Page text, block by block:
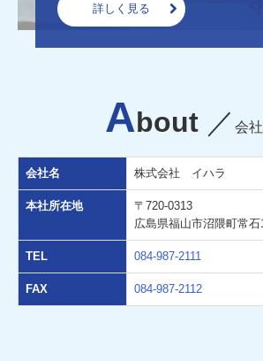
詳しく見る
About ／ 会
会社名 株式会社 イハラ
本社所在地
〒720-0313
広島県福山市沼隈町常石
TEL 084-987-2111
FAX 084-987-2112